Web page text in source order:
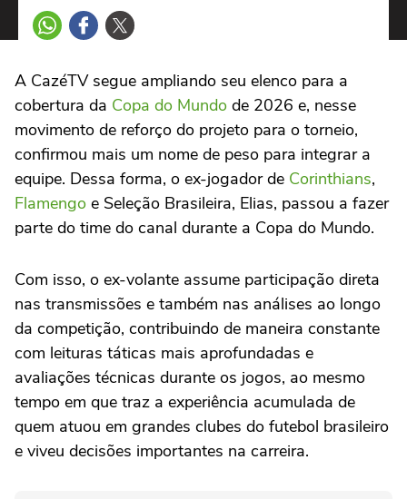
A CazéTV segue ampliando seu elenco para a
cobertura da Copa do Mundo de 2026 e, nesse
movimento de reforço do projeto para o torneio,
confirmou mais um nome de peso para integrar a
equipe. Dessa forma, o ex-jogador de Corinthians,
Flamengo e Seleção Brasileira, Elias, passou a fazer
parte do time do canal durante a Copa do Mundo.
Com isso, o ex-volante assume participação direta
nas transmissões e também nas análises ao longo
da competição, contribuindo de maneira constante
com leituras táticas mais aprofundadas e
avaliações técnicas durante os jogos, ao mesmo
tempo em que traz a experiência acumulada de
quem atuou em grandes clubes do futebol brasileiro
e viveu decisões importantes na carreira.